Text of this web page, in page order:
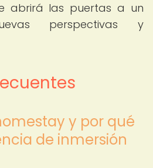
abrirá las puertas a un
perspectivas y
y por qué
de inmersión